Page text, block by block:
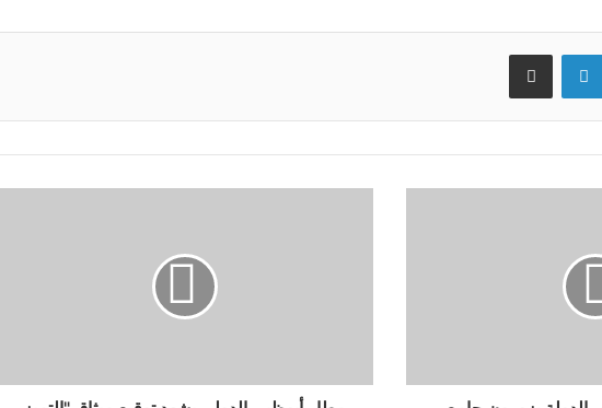
لينكدإن مشاركة عبر البريد